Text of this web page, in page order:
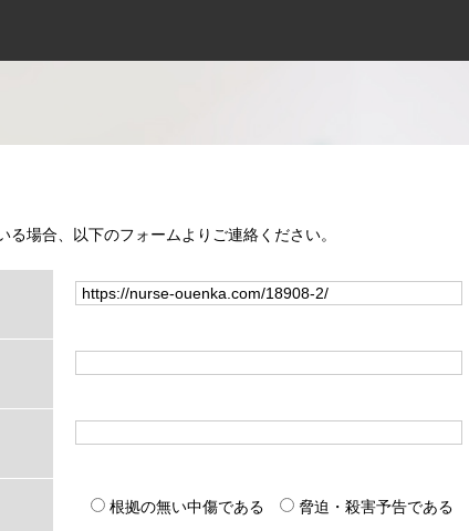
る場合、以下のフォームよりご連絡ください。
根拠の無い中傷である
脅迫・殺害予告である